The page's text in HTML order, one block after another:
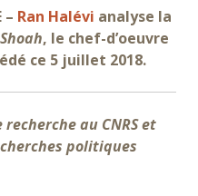
– Ran Halévi analyse la
Shoah, le chef-d’oeuvre
ce 5 juillet 2018.
au CNRS et
politiques